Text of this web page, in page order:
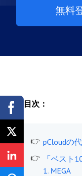
無料
目次：
pCloudの
「ベスト
1. MEGA